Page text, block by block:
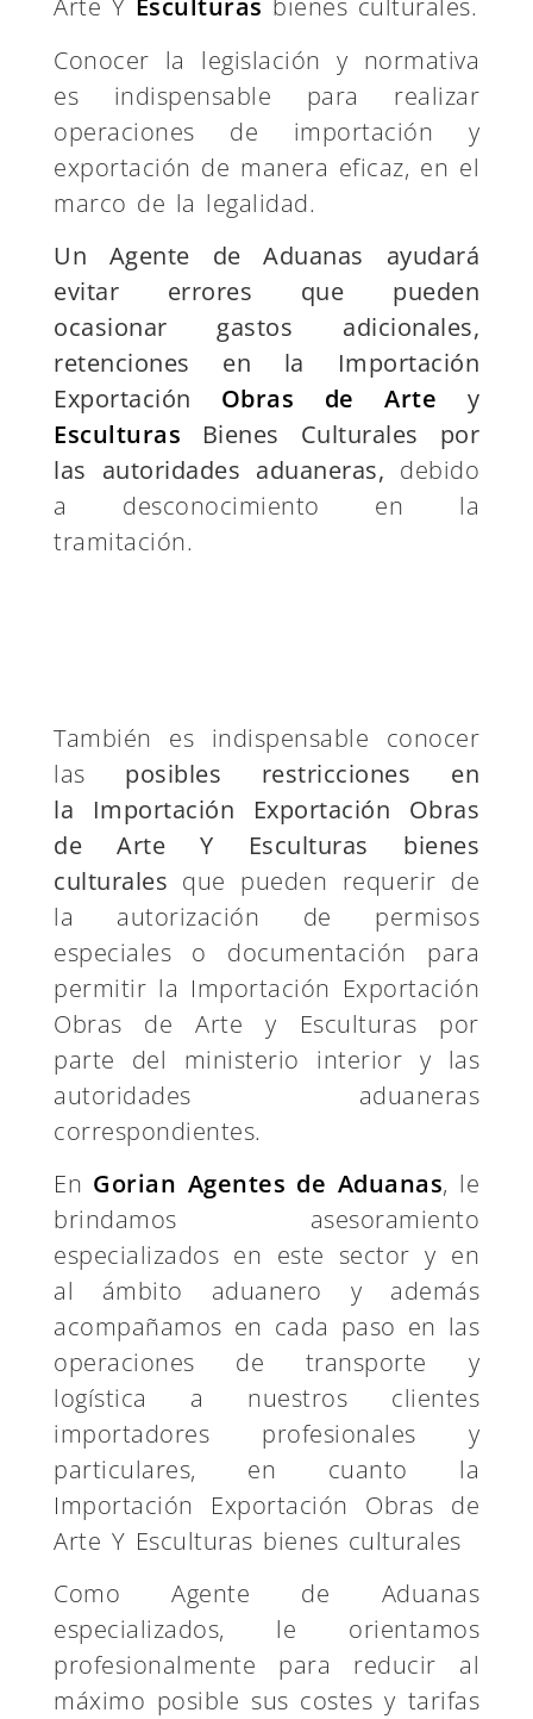
Arte Y Esculturas bienes culturales.
Conocer la legislación y normativa
es indispensable para realizar
operaciones de importación y
exportación de manera eficaz, en el
marco de la legalidad.
Un Agente de Aduanas ayudará
evitar errores que pueden
ocasionar gastos adicionales,
retenciones en la Importación
Exportación Obras de Arte y
Esculturas Bienes Culturales
por
las autoridades aduaneras, debido
a desconocimiento en la
tramitación.
También es indispensable conocer
las posibles restricciones en
la Importación Exportación Obras
de Arte Y Esculturas bienes
culturales que pueden requerir de
la autorización de permisos
especiales o documentación para
permitir la Importación Exportación
Obras de Arte y Esculturas por
parte del ministerio interior y las
autoridades aduaneras
correspondientes.
En Gorian Agentes de Aduanas, le
brindamos asesoramiento
especializados en este sector y en
al ámbito aduanero y además
acompañamos en cada paso en las
operaciones de transporte y
logística a nuestros clientes
importadores profesionales y
particulares, en cuanto la
Importación Exportación Obras de
Arte Y Esculturas bienes culturales
Como Agente de Aduanas
especializados, le orientamos
profesionalmente para reducir al
máximo posible sus costes y tarifas